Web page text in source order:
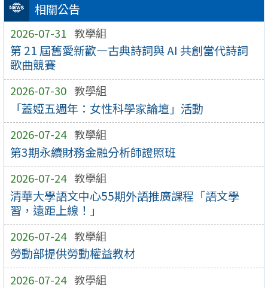
相關公告
2026-07-31 教學組
第 21 屆舊愛新歡—古典詩詞與 AI 共創當代詩詞
歌曲競賽
2026-07-30 教學組
「蓋婭五週年：女性科學家論壇」活動
2026-07-24 教學組
第3期永續財務金融分析師證照班
2026-07-24 教學組
清華大學語文中心55期外語推廣課程「語文學
習，遠距上線！」
2026-07-24 教學組
勞動部提供勞動權益教材
2026-07-24 教學組